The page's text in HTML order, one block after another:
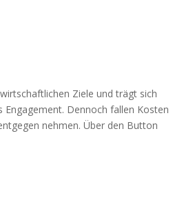
Ziele und trägt sich
Dennoch fallen Kosten
nehmen. Über den Button